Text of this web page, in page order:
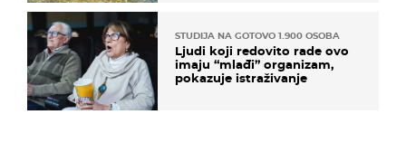
STUDIJA NA GOTOVO 1.900 OSOBA
Ljudi koji redovito rade ovo
imaju “mlađi” organizam,
pokazuje istraživanje